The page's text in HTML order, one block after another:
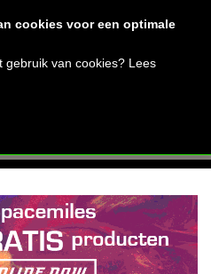
cookies voor een optimale
gebruik van cookies? Lees